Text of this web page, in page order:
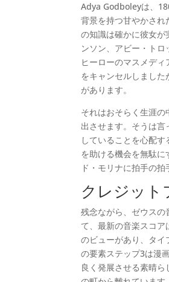
Adya Godboleyは、
背景を持つ甘やかさ
の知識は確かに彼女が
ンソン、アビー・ト
ヒーローのマスメディ
をキャンセルしまし
があります。
それはおそらく生涯
出させます。そうは
していることを心配
を助ける機会を無駄
ド・モリナに拍手の拍
クレジット
残念ながら、ゼウス
て、最新の音楽スコ
のビューがあり、タ
の要素ステップ3は漫
良く発展させる素晴